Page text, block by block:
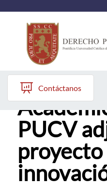
Quiénes somos
Estudiantes y Admisión
Postgrados y Formación
Investigación y Biblioteca
Vinculación con el Medio y
Contáctanos
PUCV
proyecto